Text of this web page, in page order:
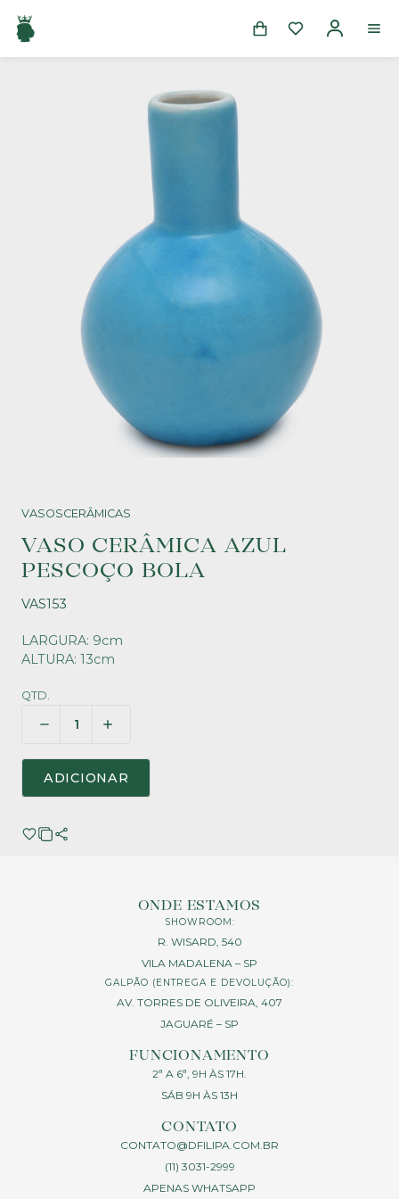
VASOSCERÂMICAS
VASO CERÂMICA AZUL
PESCOÇO BOLA
VAS153
LARGURA: 9cm
ALTURA: 13cm
QTD.
ADICIONAR
ONDE ESTAMOS
SHOWROOM:
R. WISARD, 540
VILA MADALENA – SP
GALPÃO (ENTREGA E DEVOLUÇÃO):
AV. TORRES DE OLIVEIRA, 407
JAGUARÉ – SP
FUNCIONAMENTO
2ª A 6ª, 9H ÀS 17H.
SÁB 9H ÀS 13H
CONTATO
CONTATO@DFILIPA.COM.BR
(11) 3031-2999
APENAS WHATSAPP